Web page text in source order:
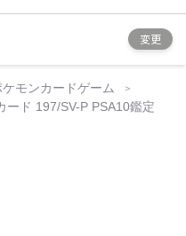
変更
ケモンカードゲーム
ード 197/SV-P PSA10鑑定